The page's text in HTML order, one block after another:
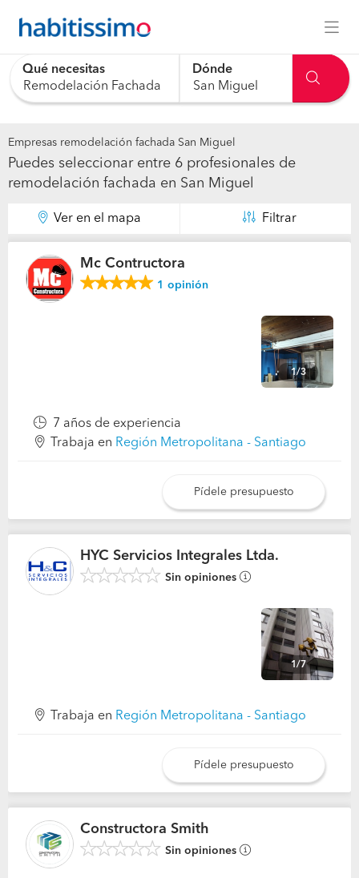
Qué necesitas Dónde
Empresas remodelación fachada San Miguel
Puedes seleccionar entre 6 profesionales de
remodelación fachada en San Miguel
Ver en el mapa Filtrar
Mc Contructora
1 opinión
1/3
7 años de experiencia
Trabaja en Región Metropolitana - Santiago
Pídele presupuesto
HYC Servicios Integrales Ltda.
Sin opiniones
1/7
Trabaja en Región Metropolitana - Santiago
Pídele presupuesto
Constructora Smith
Sin opiniones